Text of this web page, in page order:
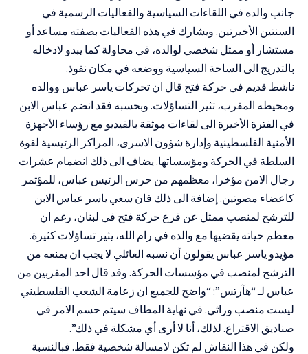
جانب والده في اللقاءات السياسية والفعاليات الرسمية في
السنتين الأخيرتين. ويشارك في هذه الفعاليات بصفته مساعد أو
مستشار أو ممثل شخصي لوالده، في محاولة كما يبدو لادخاله
بالتدريج الى الساحة السياسية ووضعه في مكان نفوذ.
ناشط قديم في حركة فتح قال ان تحركات ياسر عباس ووالده
ومحيطه المقرب، تثير التساؤلات. وبحسبه فقد انضم عباس الابن
في الفترة الأخيرة الى لقاءات موثقة بالفيديو مع رؤساء الأجهزة
الأمنية الفلسطينية وإدارة شؤون الاسرى، المراكز الرئيسية لقوة
السلطة في الحركة ومؤسساتها. يضاف الى ذلك انضمام عشرات
رجال الامن مؤخرا، معظمهم من حرس الرئيس عباس، للمؤتمر
كاعضاء مصوتين. إضافة الى ذلك فان سعي ياسر عباس الابن
للترشح لمنصب ممثل عن فرع حركة فتح في لبنان، رغم ان
معظم حياته يقضيها مع والده في رام الله، يثير تساؤلات كثيرة.
مؤيدو ياسر عباس يقولون أن نسبه العائلي لا يجب ان يمنعه من
الترشح لمنصب في مؤسسات الحركة. وقد قال احد المقربين من
عباس لـ “هآرتس”: “واضح للجميع ان زعامة الشعب الفلسطيني
ليست منصب وراثي. في نهاية المطاف سيتم حسم الامر في
صناديق الاقتراع. لذلك، أنا لا أرى أي مشكلة في ذلك”.
ولكن في هذا النقاش لم تكن لامسالة شخصية فقط. فبالنسبة